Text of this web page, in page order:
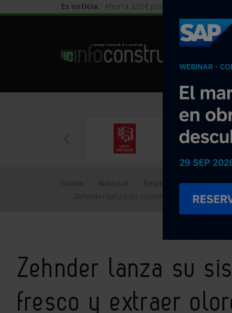
Es noticia: Ahorra 320 € por vivienda en
Zehnder lanza su sistema para aportar
Zehnder lanza su
fresco y extraer